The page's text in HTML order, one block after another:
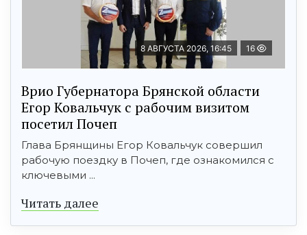
8 АВГУСТА 2026, 16:45 16
Врио Губернатора Брянской области
Егор Ковальчук с рабочим визитом
посетил Почеп
Глава Брянщины Егор Ковальчук совершил
рабочую поездку в Почеп, где ознакомился с
ключевыми ...
Читать далее